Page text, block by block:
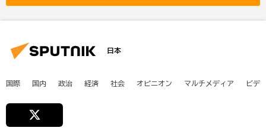
日本
国際 国内 政治 経済 社会 オピニオン マルチメディア ビデ